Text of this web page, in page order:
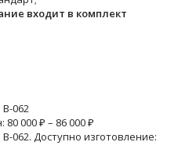
входит в комплект
062
000 ₽ – 86 000 ₽
062. Доступно изготовление: